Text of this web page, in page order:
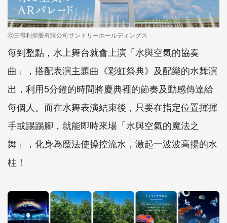
ⓒ三得利控股有限公司サントリーホールディングス
每到整點，水上舞台就會上演「水與空氣的協奏
曲」，搭配表演主題曲《彩虹祭典》及配樂的水舞演
出，利用5分鐘的時間將慶典裡的節奏及動感傳達給
每個人。而在水舞表演結束後，只要在指定位置揮揮
手或踢踢腳，就能即時來場「水與空氣的魔法之
舞」，化身為魔法使操控流水，激起一波波高揚的水
柱！